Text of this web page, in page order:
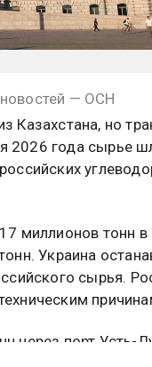
— ОСН
Казахстана, но
2026 года сырье
миллионов тонн в
Украина
сырья.
через порт Усть-